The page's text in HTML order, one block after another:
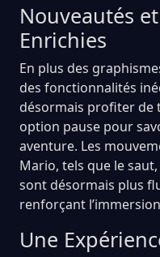
Nouveautés
Enrichies
En plus des
des fonctionnalités
désormais profiter de
option pause pour
aventure. Les
Mario, tels que le
sont désormais plus
renforçant
Une